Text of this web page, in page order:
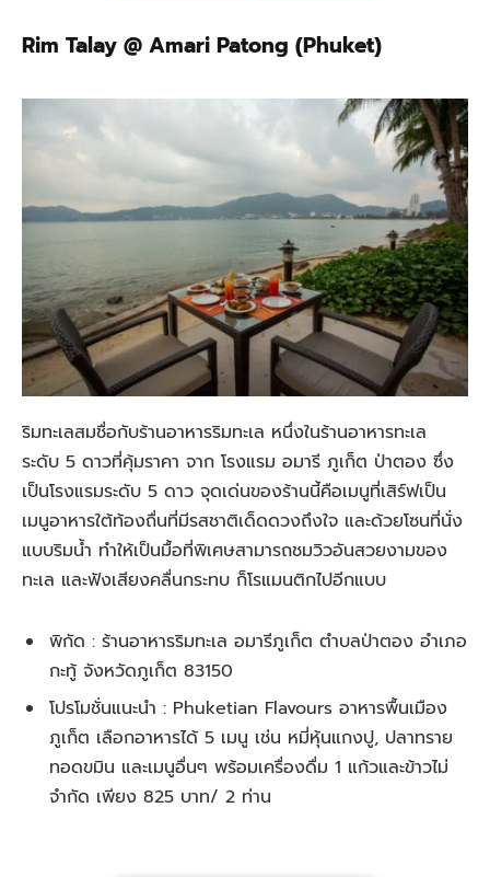
Rim Talay @ Amari Patong (Phuket)
ริมทะเลสมชื่อกับร้านอาหารริมทะเล หนึ่งในร้านอาหารทะเล
ระดับ 5 ดาวที่คุ้มราคา จาก โรงแรม อมารี ภูเก็ต ป่าตอง ซึ่ง
เป็นโรงแรมระดับ 5 ดาว จุดเด่นของร้านนี้คือเมนูที่เสิร์ฟเป็น
เมนูอาหารใต้ท้องถื่นที่มีรสชาติเด็ดดวงถึงใจ และด้วยโซนที่นั่ง
แบบริมน้ำ ทำให้เป็นมื้อที่พิเศษสามารถชมวิวอันสวยงามของ
ทะเล และฟังเสียงคลื่นกระทบ ก็โรแมนติกไปอีกแบบ
พิกัด : ร้านอาหารริมทะเล อมารีภูเก็ต ตำบลป่าตอง อำเภอ
กะทู้ จังหวัดภูเก็ต 83150
โปรโมชั่นแนะนำ : Phuketian Flavours อาหารพื้นเมือง
ภูเก็ต เลือกอาหารได้ 5 เมนู เช่น หมี่หุ้นแกงปู, ปลาทราย
ทอดขมิน และเมนูอื่นๆ พร้อมเครื่องดื่ม 1 แก้วและข้าวไม่
จำกัด เพียง 825 บาท/ 2 ท่าน